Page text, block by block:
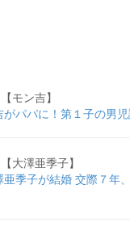
モン吉】
パパに！第１子の男
大澤亜季子】
季子が結婚 交際７年